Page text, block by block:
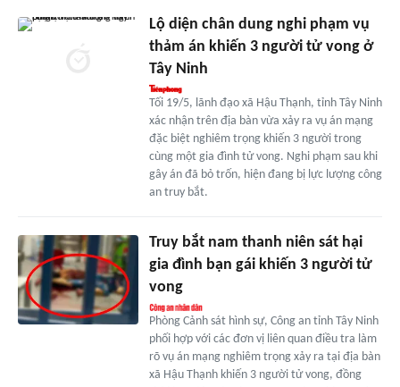
Lộ diện chân dung nghi phạm vụ
thảm án khiến 3 người tử vong ở
Tây Ninh
Tối 19/5, lãnh đạo xã Hậu Thạnh, tỉnh Tây Ninh
xác nhận trên địa bàn vừa xảy ra vụ án mạng
đặc biệt nghiêm trọng khiến 3 người trong
cùng một gia đình tử vong. Nghi phạm sau khi
gây án đã bỏ trốn, hiện đang bị lực lượng công
an truy bắt.
Truy bắt nam thanh niên sát hại
gia đình bạn gái khiến 3 người tử
vong
Phòng Cảnh sát hình sự, Công an tỉnh Tây Ninh
phối hợp với các đơn vị liên quan điều tra làm
rõ vụ án mạng nghiêm trọng xảy ra tại địa bàn
xã Hậu Thạnh khiến 3 người tử vong, đồng